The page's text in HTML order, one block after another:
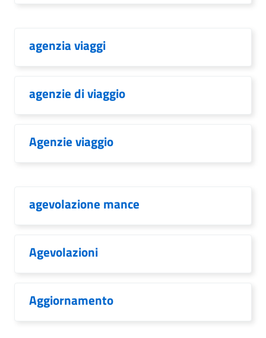
agenzia viaggi
agenzie di viaggio
Agenzie viaggio
agevolazione mance
Agevolazioni
Aggiornamento